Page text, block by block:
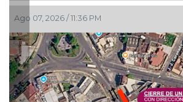
Ago 07, 2026 / 11:36 PM